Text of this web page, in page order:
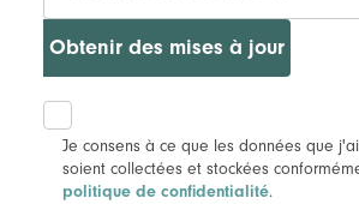
Obtenir des mises à jour
Je consens à ce que les données que
soient collectées et stockées
politique de confidentialité.